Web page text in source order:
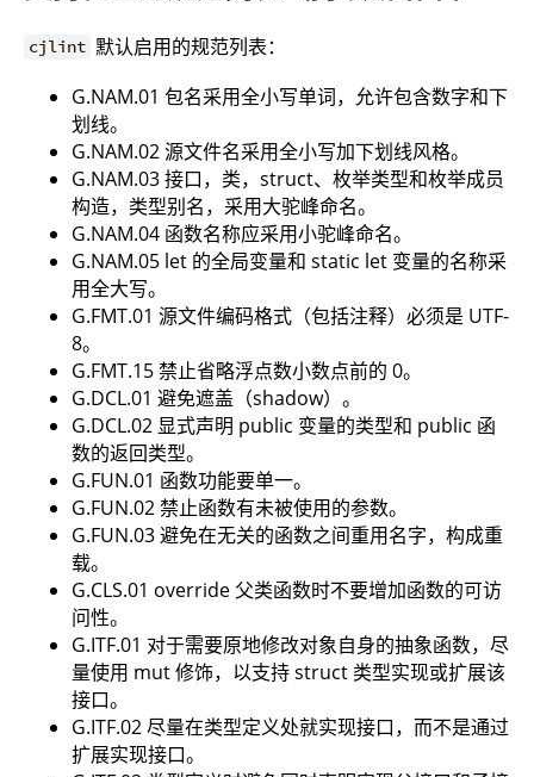
cjlint 默认启用的规范列表：
G.NAM.01 包名采用全小写单词，允许包含数字和下
划线。
G.NAM.02 源文件名采用全小写加下划线风格。
G.NAM.03 接口，类，struct、枚举类型和枚举成员
构造，类型别名，采用大驼峰命名。
G.NAM.04 函数名称应采用小驼峰命名。
G.NAM.05 let 的全局变量和 static let 变量的名称采
用全大写。
G.FMT.01 源文件编码格式（包括注释）必须是 UTF-
8。
G.FMT.15 禁止省略浮点数小数点前的 0。
G.DCL.01 避免遮盖（shadow）。
G.DCL.02 显式声明 public 变量的类型和 public 函
数的返回类型。
G.FUN.01 函数功能要单一。
G.FUN.02 禁止函数有未被使用的参数。
G.FUN.03 避免在无关的函数之间重用名字，构成重
载。
G.CLS.01 override 父类函数时不要增加函数的可访
问性。
G.ITF.01 对于需要原地修改对象自身的抽象函数，尽
量使用 mut 修饰，以支持 struct 类型实现或扩展该
接口。
G.ITF.02 尽量在类型定义处就实现接口，而不是通过
扩展实现接口。